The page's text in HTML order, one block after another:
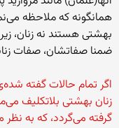
همانگونه که ملاحظه
بهشتی هستند نه زنان،
ضمنا صفاتشان، صفات
اگر تمام حالات گفته‌
زنان بهشتی بلاتکلیف
گرفته می‌گردد، که به‌ نظر